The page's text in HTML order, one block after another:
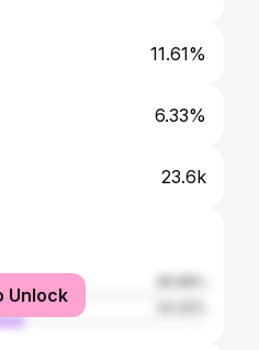
11.61%
6.33%
23.6k
Unlock